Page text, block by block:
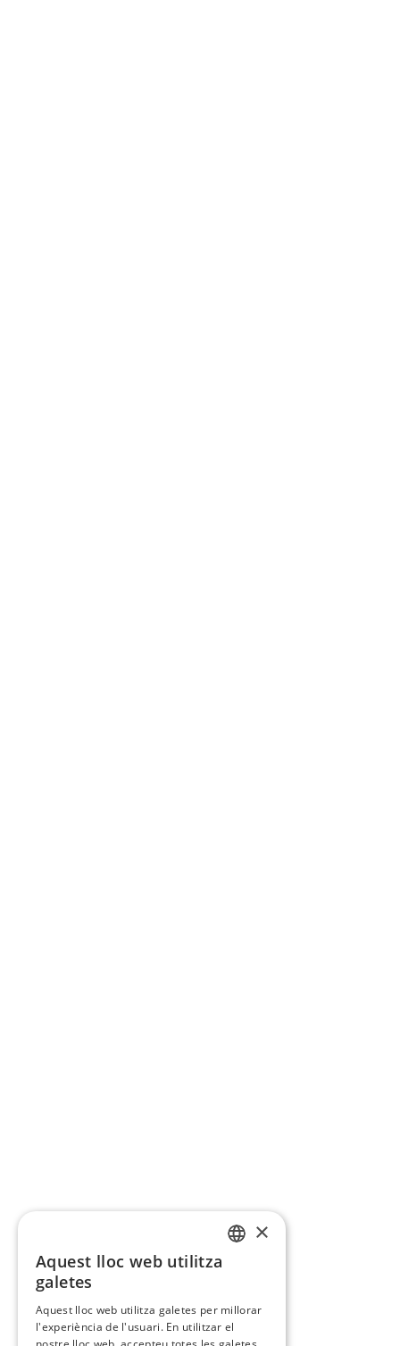
×
Aquest lloc web utilitza
galetes
Aquest lloc web utilitza galetes per millorar
l'experiència de l'usuari. En utilitzar el